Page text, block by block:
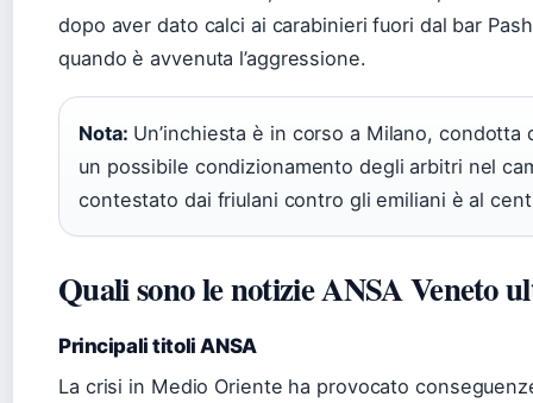
dopo aver dato calci ai carabinieri fuori dal bar
quando è avvenuta l’aggressione.
Nota: Un’inchiesta è in corso a Milano,
un possibile condizionamento degli arbitri nel
contestato dai friulani contro gli emiliani è al
Quali sono le notizie ANSA Veneto
Principali titoli ANSA
La crisi in Medio Oriente ha provocato